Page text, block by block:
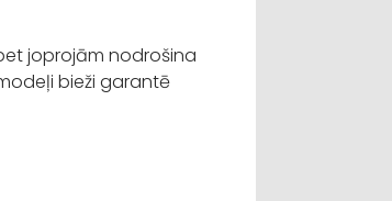
joprojām nodrošina
bieži garantē